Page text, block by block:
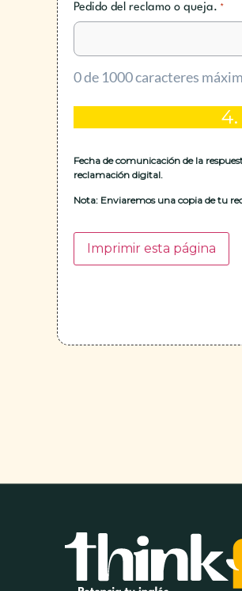
Pedido del reclamo o queja. *
0 de 1000 caracteres
4.
Fecha de comunicación de la
reclamación digital.
Nota:‎‎ Enviaremos una copia de tu
Imprimir esta página